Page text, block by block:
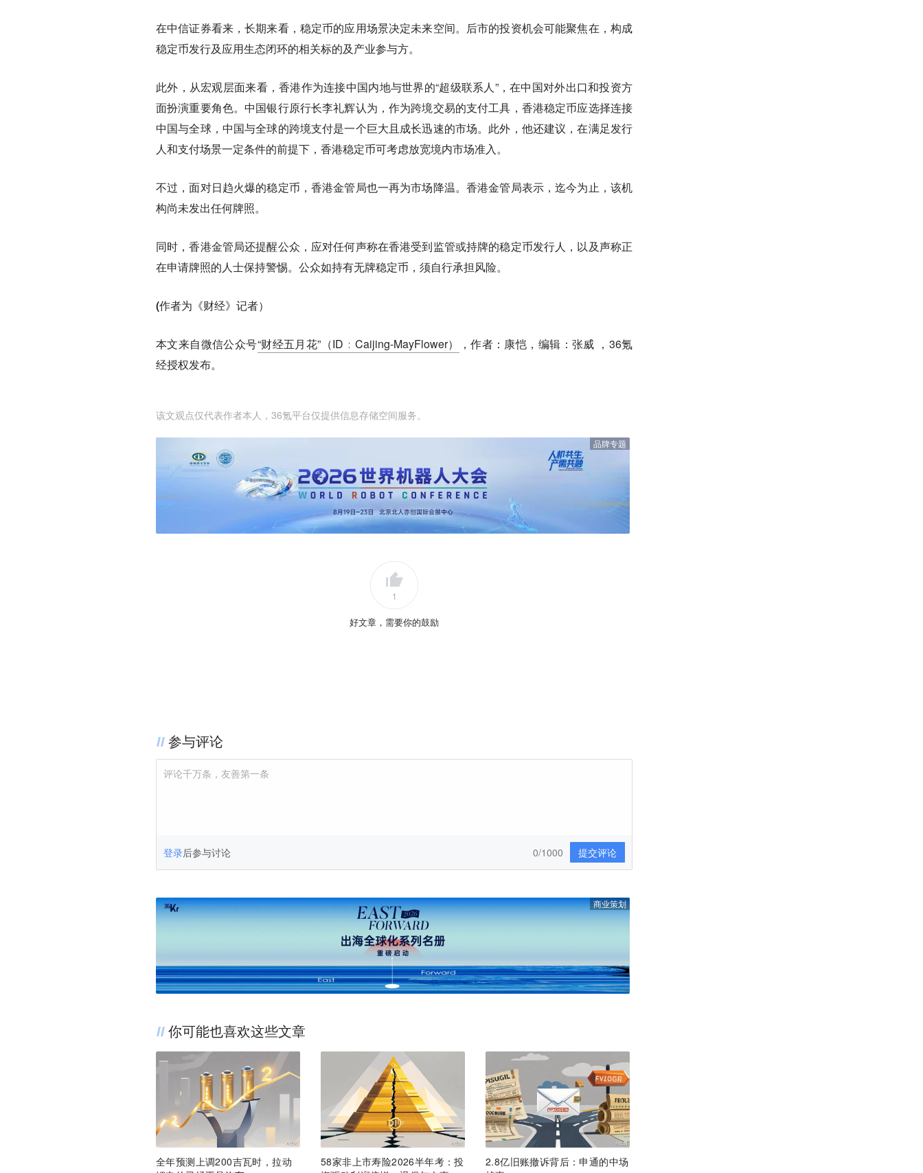
在中信证券看来，长期来看，稳定币的应用场景决定未来空间。后市的投资机会可能聚焦在，构成
稳定币发行及应用生态闭环的相关标的及产业参与方。
此外，从宏观层面来看，香港作为连接中国内地与世界的“超级联系人”，在中国对外出口和投资方
面扮演重要角色。中国银行原行长李礼辉认为，作为跨境交易的支付工具，香港稳定币应选择连接
中国与全球，中国与全球的跨境支付是一个巨大且成长迅速的市场。此外，他还建议，在满足发行
人和支付场景一定条件的前提下，香港稳定币可考虑放宽境内市场准入。
不过，面对日趋火爆的稳定币，香港金管局也一再为市场降温。香港金管局表示，迄今为止，该机
构尚未发出任何牌照。
同时，香港金管局还提醒公众，应对任何声称在香港受到监管或持牌的稳定币发行人，以及声称正
在申请牌照的人士保持警惕。公众如持有无牌稳定币，须自行承担风险。
(作者为《财经》记者）
本文来自微信公众号“财经五月花”（ID：Caijing-MayFlower）
，作者：康恺，编辑：张威 ，36氪
经授权发布。
该文观点仅代表作者本人，36氪平台仅提供信息存储空间服务。
品牌专题
1
好文章，需要你的鼓励
参与评论
评论千万条，友善第一条
登录后参与讨论 提交评论
0/1000
商业策划
你可能也喜欢这些文章
全年预测上调200吉瓦时，拉动
58家非上市寿险2026半年考：投
2.8亿旧账撤诉背后：申通的中场